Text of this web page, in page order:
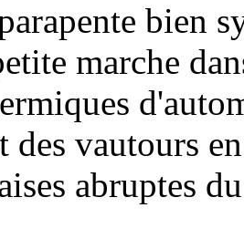
bien
marche
des vautours
abruptes